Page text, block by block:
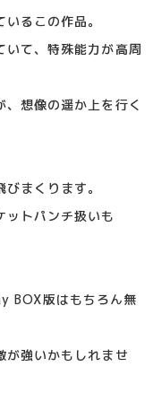
るこの作品。
いて、特殊能力が高周
想像の遥か上を行く
まくります。
ットパンチ扱いも
BOX版はもちろん無
が強いかもしれませ